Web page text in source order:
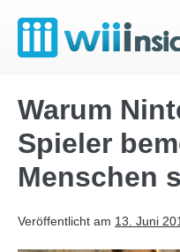
Inhalt
springen
Warum
Spieler
Menschen
Veröffentlicht am 13. Juni